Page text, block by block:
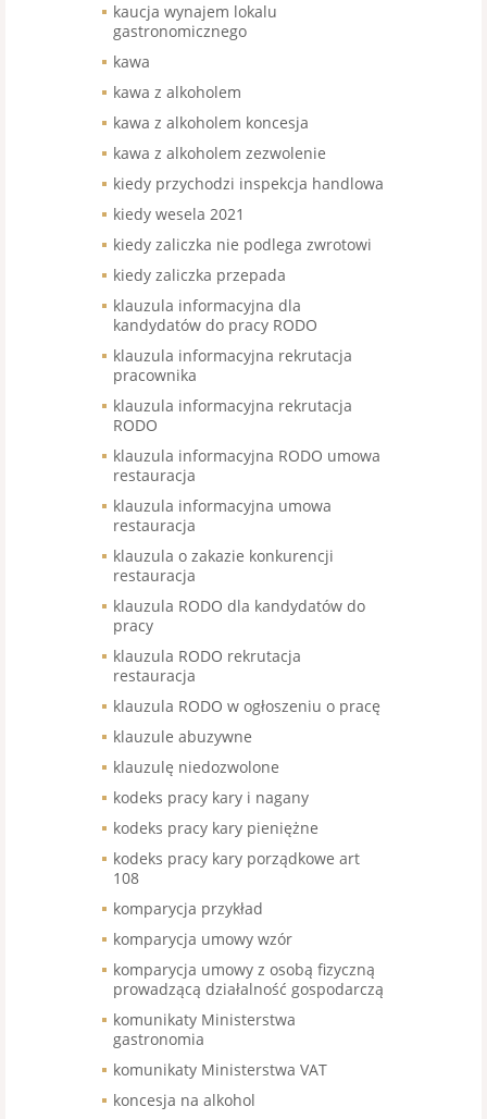
kaucja wynajem lokalu
gastronomicznego
kawa
kawa z alkoholem
kawa z alkoholem koncesja
kawa z alkoholem zezwolenie
kiedy przychodzi inspekcja handlowa
kiedy wesela 2021
kiedy zaliczka nie podlega zwrotowi
kiedy zaliczka przepada
klauzula informacyjna dla
kandydatów do pracy RODO
klauzula informacyjna rekrutacja
pracownika
klauzula informacyjna rekrutacja
RODO
klauzula informacyjna RODO umowa
restauracja
klauzula informacyjna umowa
restauracja
klauzula o zakazie konkurencji
restauracja
klauzula RODO dla kandydatów do
pracy
klauzula RODO rekrutacja
restauracja
klauzula RODO w ogłoszeniu o pracę
klauzule abuzywne
klauzulę niedozwolone
kodeks pracy kary i nagany
kodeks pracy kary pieniężne
kodeks pracy kary porządkowe art
108
komparycja przykład
komparycja umowy wzór
komparycja umowy z osobą fizyczną
prowadzącą działalność gospodarczą
komunikaty Ministerstwa
gastronomia
komunikaty Ministerstwa VAT
koncesja na alkohol